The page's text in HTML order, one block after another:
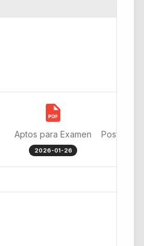
Aptos para Examen
2026-01-26